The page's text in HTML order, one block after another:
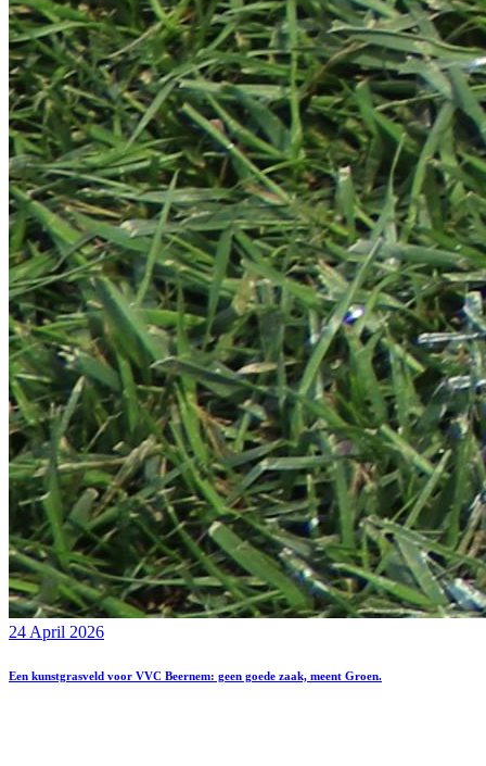
24 April 2026
Een kunstgrasveld voor VVC Beernem: geen goede zaak, meent Groen.